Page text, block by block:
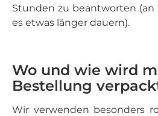
Stunden zu beantworten
es etwas länger dauern).
Wo und wie wird
Bestellung
Wir verwenden besonders